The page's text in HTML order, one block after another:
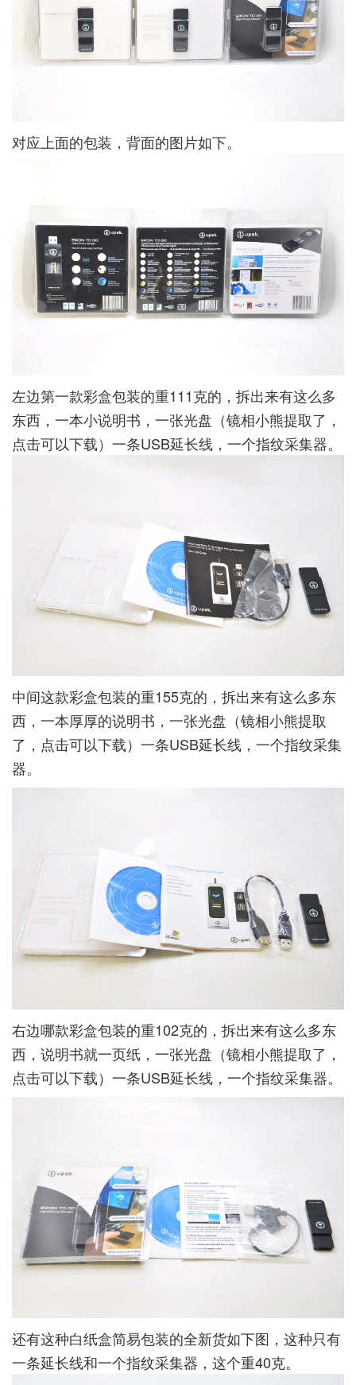
对应上面的包装，背面的图片如下。
左边第一款彩盒包装的重111克的，拆出来有这么多
东西，一本小说明书，一张光盘（镜相小熊提取了，
点击可以下载）一条USB延长线，一个指纹采集器。
中间这款彩盒包装的重155克的，拆出来有这么多东
西，一本厚厚的说明书，一张光盘（镜相小熊提取
了， 点击可以下载）一条USB延长线，一个指纹采集
器。
右边哪款彩盒包装的重102克的，拆出来有这么多东
西，说明书就一页纸，一张光盘（镜相小熊提取了，
点击可以下载）一条USB延长线，一个指纹采集器。
还有这种白纸盒简易包装的全新货如下图，这种只有
一条延长线和一个指纹采集器，这个重40克。